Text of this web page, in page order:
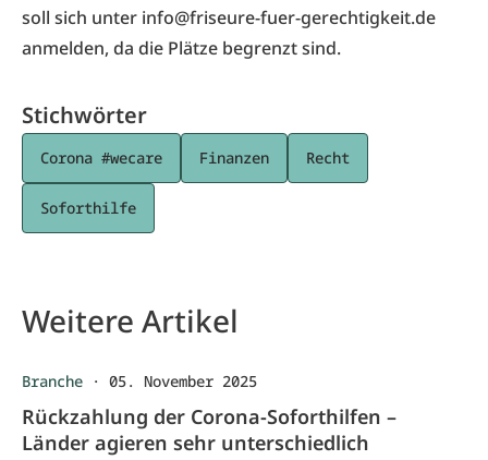
soll sich unter info@friseure-fuer-gerechtigkeit.de
anmelden, da die Plätze begrenzt sind.
Stichwörter
Corona #wecare Finanzen Recht
Soforthilfe
Weitere Artikel
Branche · 05. November 2025
Rückzahlung der Corona-Soforthilfen –
Länder agieren sehr unterschiedlich